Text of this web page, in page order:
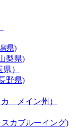
県)
梨県)
）
野県)
カ メイン州）
スカブルーイング)